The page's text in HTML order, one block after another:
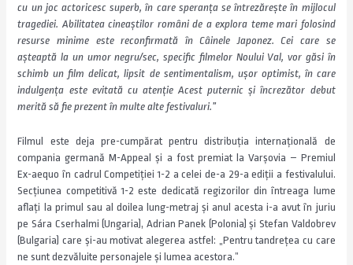
cu un joc actoricesc superb, în care speranța se întrezărește în mijlocul
tragediei. Abilitatea cineaștilor români de a explora teme mari folosind
resurse minime este reconfirmată înCâinele Japonez. Cei care se
așteaptă la un umor negru/sec, specific filmelor Noului Val, vor găsi în
schimb un film delicat, lipsit de sentimentalism, ușor optimist, în care
indulgența este evitată cu atenție Acest puternic și încrezător debut
merită să fie prezent în multe alte festivaluri.”
Filmul
este deja pre-cumpărat pentru distribuția internațională de
compania germanăM-Appeal și a fost premiat la Varșovia – Premiul
Ex-aequo în cadrul Competiției 1-2 a celei de-a 29-a ediții a festivalului.
Secțiunea competitivă 1-2 este dedicată regizorilor din întreaga lume
aflați la primul sau al doilea lung-metraj și anul acesta i-a avut în juriu
pe Sára Cserhalmi (Ungaria), Adrian Panek (Polonia) și Stefan Valdobrev
(Bulgaria) care și-au motivat alegerea astfel: „Pentru tandrețea cu care
ne sunt dezvăluite personajele și lumea acestora.”